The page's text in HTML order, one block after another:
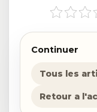
Continuer
Tous les
Retour a